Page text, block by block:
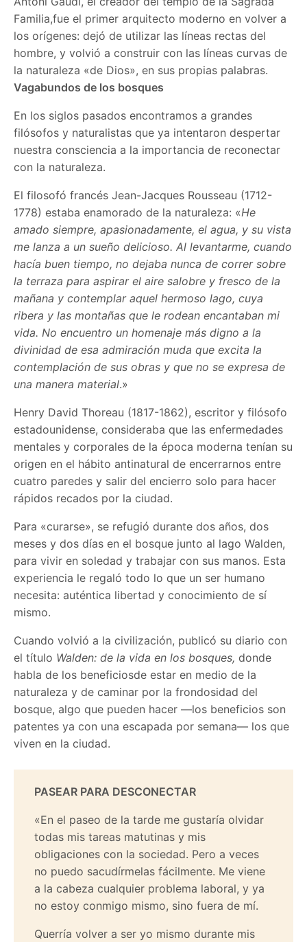
Familia,fue el primer arquitecto moderno en volver a
los orígenes: dejó de utilizar las líneas rectas del
hombre, y volvió a construir con las líneas curvas de
la naturaleza «de Dios», en sus propias palabras.
Vagabundos de los bosques
En los siglos pasados encontramos a grandes
filósofos y naturalistas que ya intentaron despertar
nuestra consciencia a la importancia de reconectar
con la naturaleza.
El filosofó francés Jean-Jacques Rousseau (1712-
1778) estaba enamorado de la naturaleza: «He
amado siempre, apasionadamente, el agua, y su vista
me lanza a un sueño delicioso. Al levantarme, cuando
hacía buen tiempo, no dejaba nunca de correr sobre
la terraza para aspirar el aire salobre y fresco de la
mañana y contemplar aquel hermoso lago, cuya
ribera y las montañas que le rodean encantaban mi
vida. No encuentro un homenaje más digno a la
divinidad de esa admiración muda que excita la
contemplación de sus obras y que no se expresa de
una manera material.»
Henry David Thoreau (1817-1862), escritor y filósofo
estadounidense, consideraba que las enfermedades
mentales y corporales de la época moderna tenían su
origen en el hábito antinatural de encerrarnos entre
cuatro paredes y salir del encierro solo para hacer
rápidos recados por la ciudad.
Para «curarse», se refugió durante dos años, dos
meses y dos días en el bosque junto al lago Walden,
para vivir en soledad y trabajar con sus manos. Esta
experiencia le regaló todo lo que un ser humano
necesita: auténtica libertad y conocimiento de sí
mismo.
Cuando volvió a la civilización, publicó su diario con
el título Walden: de la vida en los bosques,donde
habla de los beneficiosde estar en medio de la
naturaleza y de caminar por la frondosidad del
bosque, algo que pueden hacer —los beneficios son
patentes ya con una escapada por semana— los que
viven en la ciudad.
PASEAR PARA DESCONECTAR
«En el paseo de la tarde me gustaría olvidar
todas mis tareas matutinas y mis
obligaciones con la sociedad. Pero a veces
no puedo sacudírmelas fácilmente. Me viene
a la cabeza cualquier problema laboral, y ya
no estoy conmigo mismo, sino fuera de mí.
Querría volver a ser yo mismo durante mis